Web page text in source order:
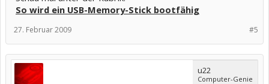
So wird ein USB-Memory-Stick bootfähig
#5
27. Februar 2009
u22
Computer-Genie